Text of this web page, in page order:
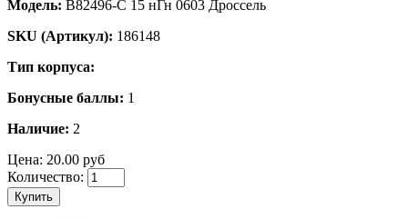
Модель: B82496-C 15 нГн 0603 Дроссель
SKU (Артикул): 186148
Тип корпуса:
Бонусные баллы: 1
Наличие: 2
Цена: 20.00 руб
Количество:
Купить